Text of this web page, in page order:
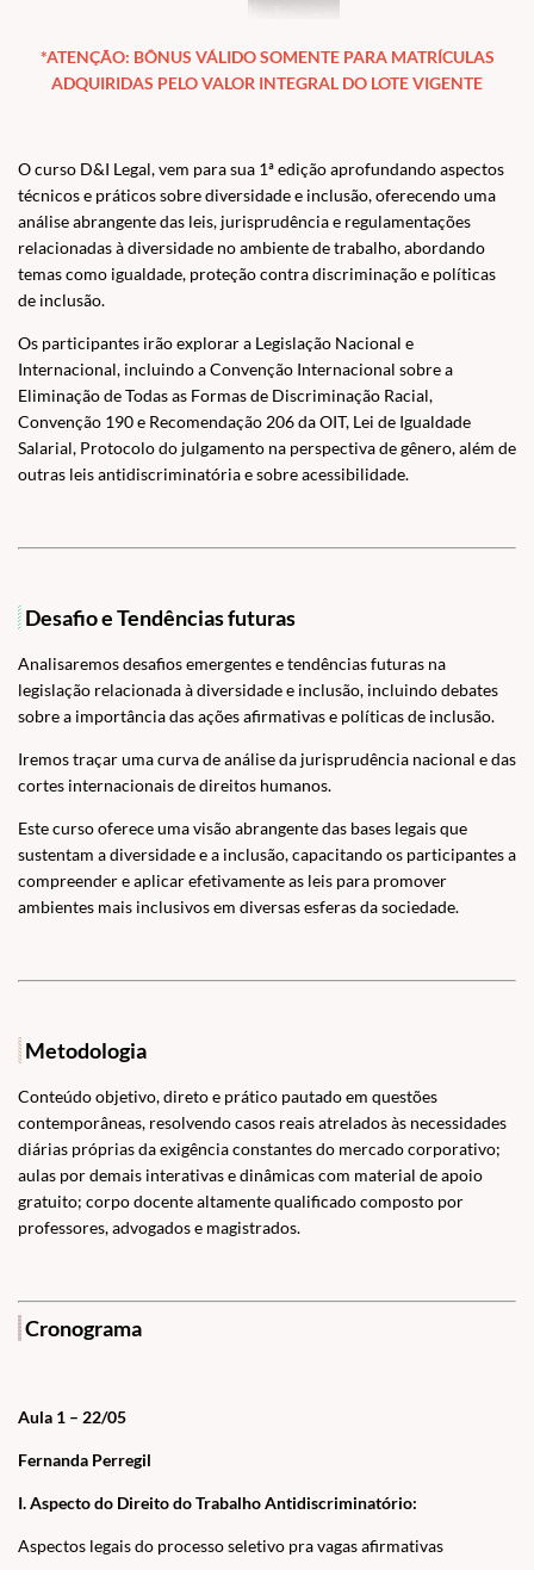
*ATENÇÃO: BÔNUS VÁLIDO SOMENTE PARA MATRÍCULAS
ADQUIRIDAS PELO VALOR INTEGRAL DO LOTE VIGENTE
O curso D&I Legal, vem para sua 1ª edição aprofundando aspectos
técnicos e práticos sobre diversidade e inclusão, oferecendo uma
análise abrangente das leis, jurisprudência e regulamentações
relacionadas à diversidade no ambiente de trabalho, abordando
temas como igualdade, proteção contra discriminação e políticas
de inclusão.
Os participantes irão explorar a Legislação Nacional e
Internacional, incluindo a Convenção Internacional sobre a
Eliminação de Todas as Formas de Discriminação Racial,
Convenção 190 e Recomendação 206 da OIT, Lei de Igualdade
Salarial, Protocolo do julgamento na perspectiva de gênero, além de
outras leis antidiscriminatória e sobre acessibilidade.
Desafio e Tendências futuras
Analisaremos desafios emergentes e tendências futuras na
legislação relacionada à diversidade e inclusão, incluindo debates
sobre a importância das ações afirmativas e políticas de inclusão.
Iremos traçar uma curva de análise da jurisprudência nacional e das
cortes internacionais de direitos humanos.
Este curso oferece uma visão abrangente das bases legais que
sustentam a diversidade e a inclusão, capacitando os participantes a
compreender e aplicar efetivamente as leis para promover
ambientes mais inclusivos em diversas esferas da sociedade.
Metodologia
Conteúdo objetivo, direto e prático pautado em questões
contemporâneas, resolvendo casos reais atrelados às necessidades
diárias próprias da exigência constantes do mercado corporativo;
aulas por demais interativas e dinâmicas com material de apoio
gratuito; corpo docente altamente qualificado composto por
professores, advogados e magistrados.
Cronograma
Aula 1 – 22/05
Fernanda Perregil
I. Aspecto do Direito do Trabalho Antidiscriminatório:
Aspectos legais do processo seletivo pra vagas afirmativas